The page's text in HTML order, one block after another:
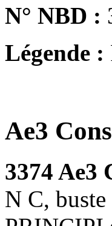
N° NBD :
Légende :
Ae3
3374 Ae3
N C,